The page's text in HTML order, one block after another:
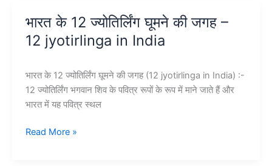
–
Khajuraho
Places
भारत के 12 ज्योतिर्लिंग घूमने की जगह –
12 jyotirlinga in India
भारत के 12 ज्योतिर्लिंग घूमने की जगह (12 jyotirlinga in India) :-
12 ज्योतिर्लिंग भगवान शिव के पवित्र रूपों के रूप में माने जाते हैं और
भारत में यह पवित्र स्थल
भारत
Read More »